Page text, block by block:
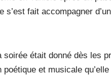
fait accompagner
était donné dès les
et musicale